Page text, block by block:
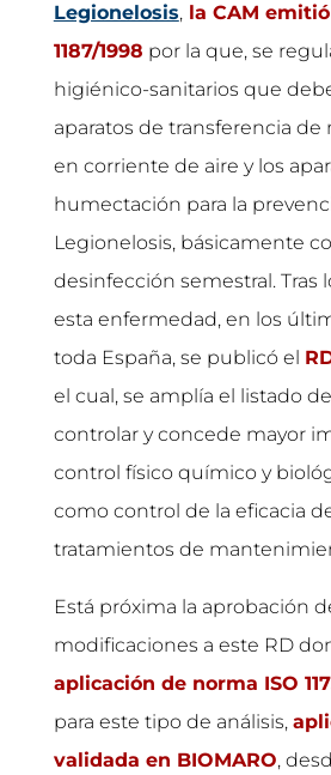
Legionelosis,la CAM
1187/1998 por la que, se
higiénico-sanitarios que
aparatos de transferencia de
en corriente de aire y los
humectación para la
Legionelosis, básicamente
desinfección semestral. Tras
esta enfermedad, en los
toda España, se publicó el
el cual, se amplía el listado
controlar y concede mayor
control físico químico y
como control de la eficacia
tratamientos de
Está próxima la aprobación
modificaciones a este RD
aplicación de norma ISO
para este tipo de análisis,
validada en BIOMARO,